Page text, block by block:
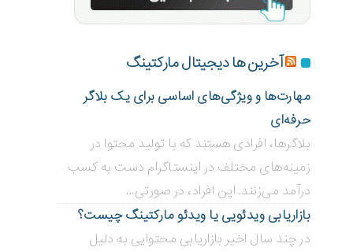
آخرین ها دیجیتال مارکتینگ
مهارت‌ها و ویژگی‌های اساسی برای یک بلاگر
حرفه‌ای
بلاگر‌ها، افرادی هستند که با تولید محتوا در
زمینه‌های مختلف در اینستاگرام دست به کسب
درآمد می‌زنند. این افراد، در صورتی...
بازاریابی ویدئویی ‌یا ویدئو مارکتینگ چیست؟
در چند سال اخیر بازاریابی محتوایی به دلیل